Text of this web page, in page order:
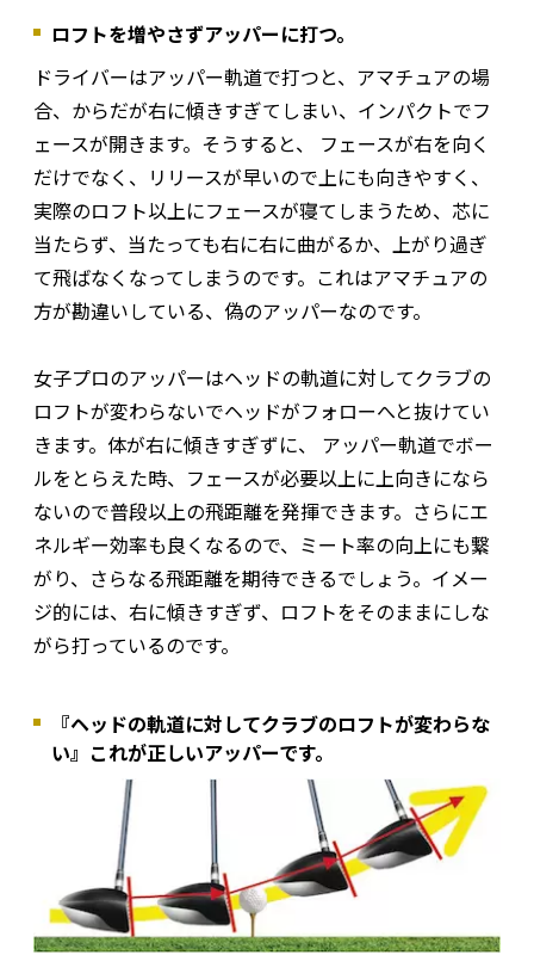
ロフトを増やさずアッパーに打つ。
ドライバーはアッパー軌道で打つと、アマチュアの場
合、からだが右に傾きすぎてしまい、インパクトでフ
ェースが開きます。そうすると、 フェースが右を向く
だけでなく、リリースが早いので上にも向きやすく、
実際のロフト以上にフェースが寝てしまうため、芯に
当たらず、当たっても右に右に曲がるか、上がり過ぎ
て飛ばなくなってしまうのです。これはアマチュアの
方が勘違いしている、偽のアッパーなのです。
女子プロのアッパーはヘッドの軌道に対してクラブの
ロフトが変わらないでヘッドがフォローへと抜けてい
きます。体が右に傾きすぎずに、 アッパー軌道でボー
ルをとらえた時、フェースが必要以上に上向きになら
ないので普段以上の飛距離を発揮できます。さらにエ
ネルギー効率も良くなるので、ミート率の向上にも繋
がり、さらなる飛距離を期待できるでしょう。イメー
ジ的には、右に傾きすぎず、ロフトをそのままにしな
がら打っているのです。
『ヘッドの軌道に対してクラブのロフトが変わらな
い』これが正しいアッパーです。